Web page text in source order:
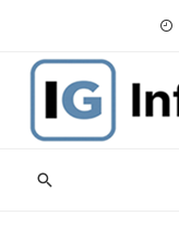
content